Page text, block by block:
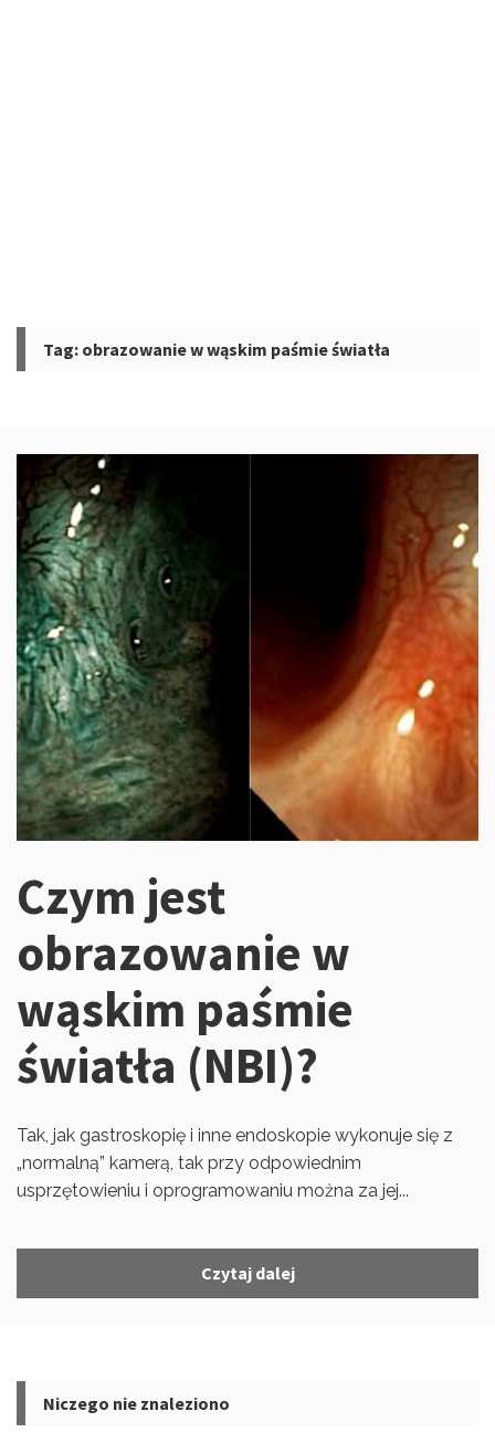
Tag: obrazowanie w wąskim paśmie światła
Czym jest
obrazowanie w
wąskim paśmie
światła (NBI)?
Tak, jak gastroskopię i inne endoskopie wykonuje się z
„normalną” kamerą, tak przy odpowiednim
usprzętowieniu i oprogramowaniu można za jej...
Czytaj dalej
Niczego nie znaleziono